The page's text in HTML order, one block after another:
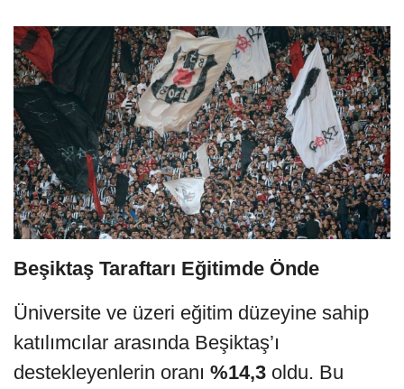
Beşiktaş Taraftarı Eğitimde Önde
Üniversite ve üzeri eğitim düzeyine sahip
katılımcılar arasında Beşiktaş’ı
destekleyenlerin oranı %14,3 oldu. Bu